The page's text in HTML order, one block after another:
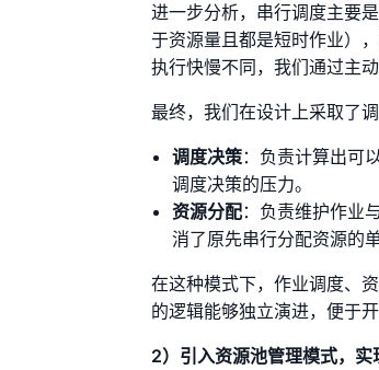
进一步分析，串行调度主要
于资源量且都是短时作业）
执行快慢不同，我们通过主
最终，我们在设计上采取了
调度决策：负责计算出可
调度决策的压力。
资源分配：负责维护作业
消了原先串行分配资源的
在这种模式下，作业调度、
的逻辑能够独立演进，便于
2）引入资源池管理模式，